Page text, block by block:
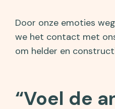
Door onze emoties
we het contact met
om helder en
“Voel de